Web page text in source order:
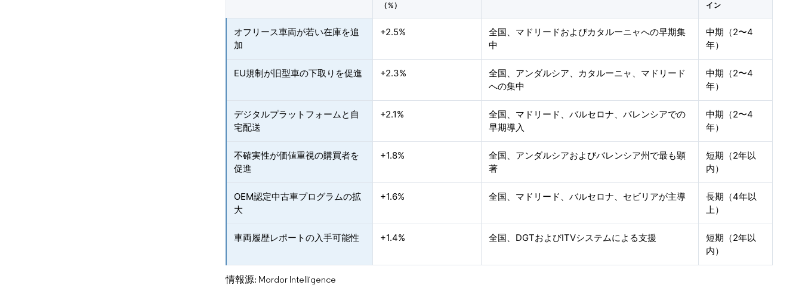
（%）
イン
オフリース車両が若い在庫を追
加
+2.5%
全国、マドリードおよびカタルーニャへの早期集
中
中期（2〜4
年）
EU規制が旧型車の下取りを促進 +2.3%
全国、アンダルシア、カタルーニャ、マドリード
への集中
中期（2〜4
年）
デジタルプラットフォームと自
宅配送
+2.1%
全国、マドリード、バルセロナ、バレンシアでの
早期導入
中期（2〜4
年）
不確実性が価値重視の購買者を
促進
+1.8%
全国、アンダルシアおよびバレンシア州で最も顕
著
短期（2年以
内）
OEM認定中古車プログラムの拡
大
+1.6% 全国、マドリード、バルセロナ、セビリアが主導
長期（4年以
上）
車両履歴レポートの入手可能性 +1.4% 全国、DGTおよびITVシステムによる支援
短期（2年以
内）
情報源: Mordor Intelligence